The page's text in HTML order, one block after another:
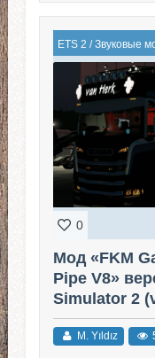
ETS 2 /Звуковые
0
Мод «FKM
Pipe V8»
Simulator 2
M. Yıldız